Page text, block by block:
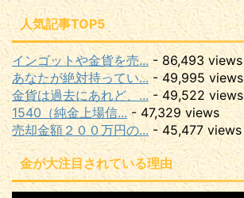
人気記事TOP5
インゴットや金貨を売... - 86,493 views
あなたが絶対持ってい... - 49,995 views
金貨は過去にあれど、... - 49,522 views
1540（純金上場信... - 47,329 views
売却金額２００万円の... - 45,477 views
金が大注目されている理由